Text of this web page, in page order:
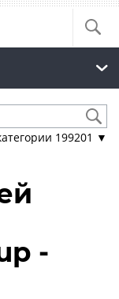
199201 ▼
-